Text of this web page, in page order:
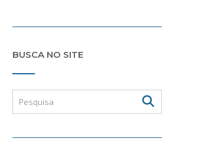
BUSCA NO SITE